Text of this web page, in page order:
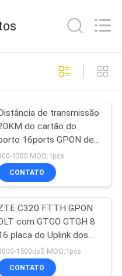
419
ONU
143
Distância de transmissão
do cartão do
16ports GPON de
GTGH Pon
1200 MOQ:1pcs
CONTATO
C320 FTTH GPON
com GTGO GTGH 8
placa do Uplink dos
OLT
1500us$ MOQ:1pcs
CONTATO